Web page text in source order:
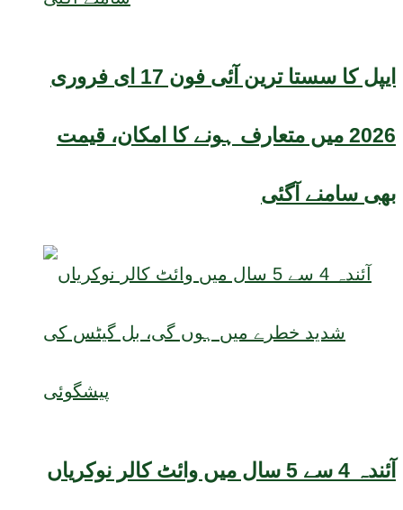
ایپل کا سستا ترین آئی فون 17 ای فروری
2026 میں متعارف ہونے کا امکان، قیمت
بھی سامنے آگئی
آئندہ 4 سے 5 سال میں وائٹ کالر نوکریاں